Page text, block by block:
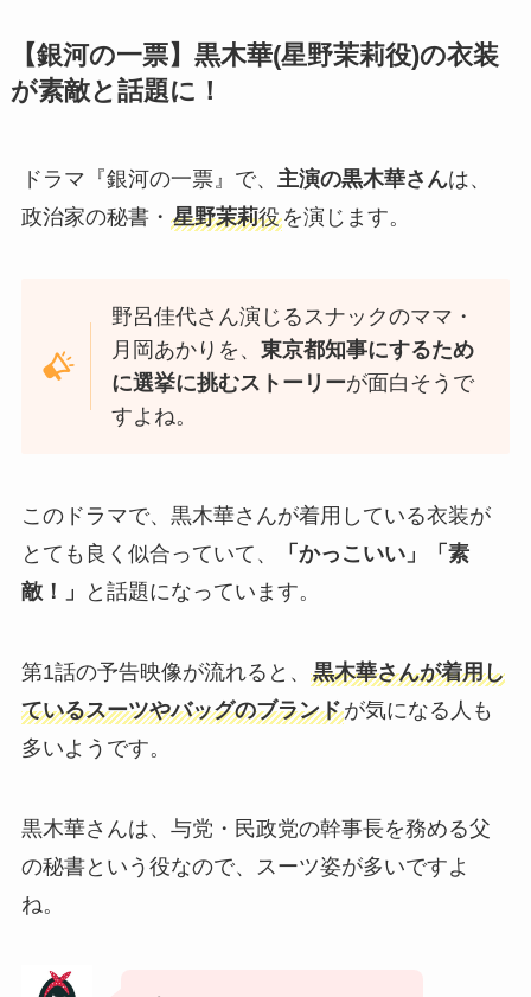
【銀河の一票】黒木華(星野茉莉役)の衣装
が素敵と話題に！
ドラマ『銀河の一票』で、 主演の黒木華さんは、
政治家の秘書・ 星野茉莉役を演じます。
野呂佳代さん演じるスナックのママ・
月岡あかりを、東京都知事にするため
に選挙に挑むストーリーが面白そうで
すよね。
このドラマで、黒木華さんが着用している衣装が
とても良く似合っていて、
「かっこいい」「素
敵！」
と話題になっています。
第1話の予告映像が流れると、 黒木華さんが着用し
ているスーツやバッグのブランドが気になる人も
多いようです。
黒木華さんは、与党・民政党の幹事長を務める父
の秘書という役なので、スーツ姿が多いですよ
ね。